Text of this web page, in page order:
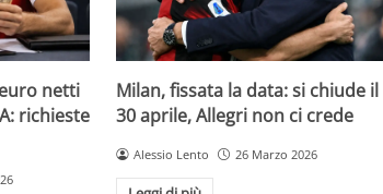
netti
richieste
Milan, fissata la data: si chiude il
30 aprile, Allegri non ci crede
Alessio Lento 26 Marzo 2026